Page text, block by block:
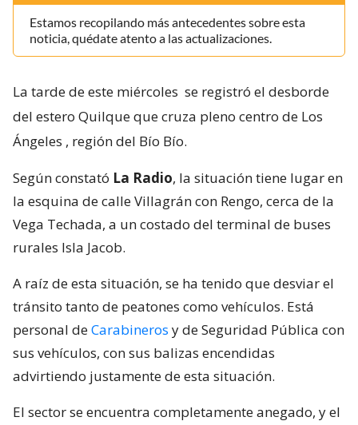
Estamos recopilando más antecedentes sobre esta
noticia, quédate atento a las actualizaciones.
La tarde de este miércoles se registró el desborde
del estero Quilque que cruza pleno centro de Los
Ángeles , región del Bío Bío.
Según constató La Radio, la situación tiene lugar en
la esquina de calle Villagrán con Rengo, cerca de la
Vega Techada, a un costado del terminal de buses
rurales Isla Jacob.
A raíz de esta situación, se ha tenido que desviar el
tránsito tanto de peatones como vehículos. Está
personal deCarabineros y de Seguridad Pública con
sus vehículos, con sus balizas encendidas
advirtiendo justamente de esta situación.
El sector se encuentra completamente anegado, y el